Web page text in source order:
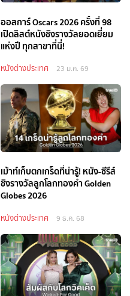
ออสการ์ Oscars 2026 ครั้งที่ 98
เปิดลิสต์หนังชิงรางวัลยอดเยี่ยม
แห่งปี ทุกสาขาที่นี่!
หนังต่างประเทศ 23 ม.ค. 69
เม้าท์เก็บตกเกร็ดที่น่ารู้! หนัง-ซีรีส์
ชิงรางวัลลูกโลกทองคำ Golden
Globes 2026
หนังต่างประเทศ 9 ธ.ค. 68